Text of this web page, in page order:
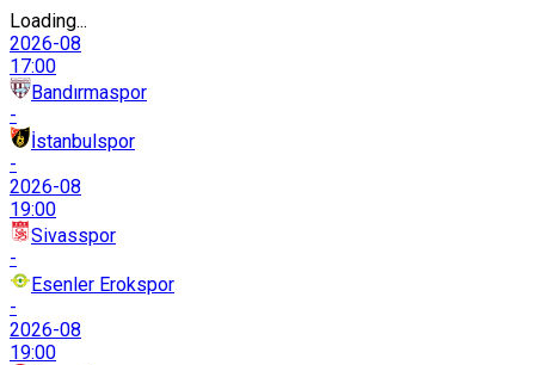
Loading...
2026-08
17:00
Bandırmaspor
-
İstanbulspor
-
2026-08
19:00
Sivasspor
-
Esenler Erokspor
-
2026-08
19:00